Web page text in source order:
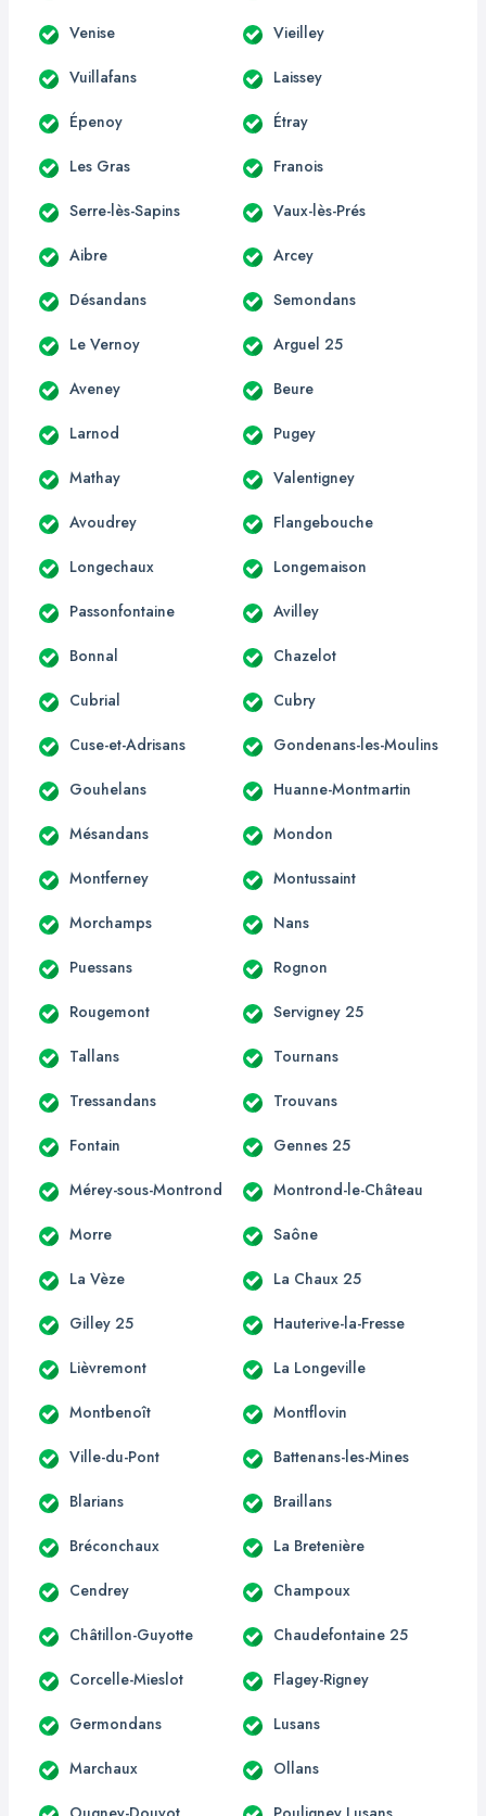
Venise Vieilley
Vuillafans Laissey
Épenoy Étray
Les Gras Franois
Serre-lès-Sapins Vaux-lès-Prés
Aibre Arcey
Désandans Semondans
Le Vernoy Arguel 25
Aveney Beure
Larnod Pugey
Mathay Valentigney
Avoudrey Flangebouche
Longechaux Longemaison
Passonfontaine Avilley
Bonnal Chazelot
Cubrial Cubry
Cuse-et-Adrisans Gondenans-les-Moulins
Gouhelans Huanne-Montmartin
Mésandans Mondon
Montferney Montussaint
Morchamps Nans
Puessans Rognon
Rougemont Servigney 25
Tallans Tournans
Tressandans Trouvans
Fontain Gennes 25
Mérey-sous-Montrond Montrond-le-Château
Morre Saône
La Vèze La Chaux 25
Gilley 25 Hauterive-la-Fresse
Lièvremont La Longeville
Montbenoît Montflovin
Ville-du-Pont Battenans-les-Mines
Blarians Braillans
Bréconchaux La Bretenière
Cendrey Champoux
Châtillon-Guyotte Chaudefontaine 25
Corcelle-Mieslot Flagey-Rigney
Germondans Lusans
Marchaux Ollans